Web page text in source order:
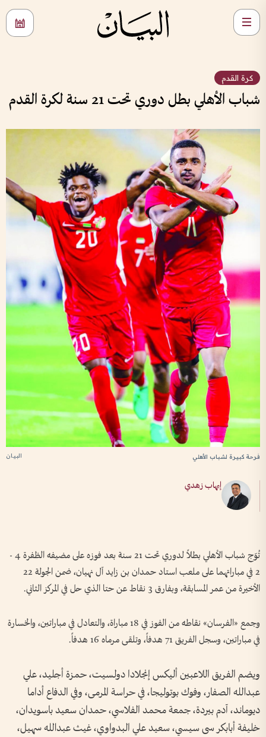
كرة القدم
شباب الأهلي بطل دوري تحت 21 سنة لكرة القدم
البيان فرحة كبيرة لشباب الأهلي
إيهاب زهدي
تُوّج شباب الأهلي بطلاً لدوري تحت 21 سنة بعد فوزه على مضيفه الظفرة 4 -
2 في مباراتهما على ملعب استاد حمدان بن زايد آل نهيان، ضمن الجولة 22
الأخيرة من عمر المسابقة، وبفارق 3 نقاط عن حتا الذي حل في المركز الثاني.
وجمع «الفرسان» نقاطه من الفوز في 18 مباراة، والتعادل في مباراتين، والخسارة
في مباراتين، وسجل الفريق 71 هدفاً، وتلقى مرماه 16 هدفاً.
ويضم الفريق اللاعبين أليكس إنجلادا دولسيت، حمزة أجليد، علي
عبدالله الصفار، وفوك بوتوليجا، في حراسة المرمى، وفي الدفاع أداما
ديوماند، آدم بيردة، جمعة محمد الفلاسي، حمدان سعيد باسويدان،
خليفة أبابكر سى سيسي، سعيد علي البدواوي، غيث عبدالله سهيل،